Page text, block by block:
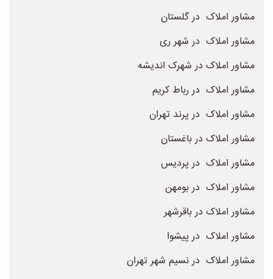
مشاور املاک در گلستان
مشاور املاک در شهر ری
مشاور املاک در شهرک اندیشه
مشاور املاک در رباط کریم
مشاور املاک در پرند تهران
مشاور املاک در باغستان
مشاور املاک در پردیس
مشاور املاک در بومهن
مشاور املاک در باقرشهر
مشاور املاک در پیشوا
مشاور املاک در نسیم شهر تهران